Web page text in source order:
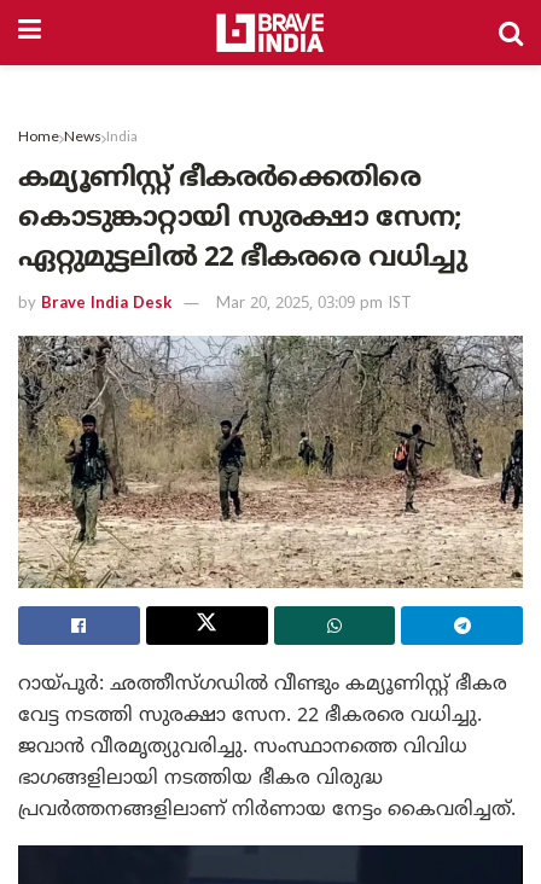
Home News India
കമ്യൂണിസ്റ്റ് ഭീകരർക്കെതിരെ
കൊടുങ്കാറ്റായി സുരക്ഷാ സേന;
ഏറ്റുമുട്ടലിൽ 22 ഭീകരരെ വധിച്ചു
by Brave India Desk Mar 20, 2025, 03:09 pm IST
റായ്പൂർ: ഛത്തീസ്ഗഡിൽ വീണ്ടും കമ്യൂണിസ്റ്റ് ഭീകര
വേട്ട നടത്തി സുരക്ഷാ സേന. 22 ഭീകരരെ വധിച്ചു.
ജവാൻ വീരമൃത്യുവരിച്ചു. സംസ്ഥാനത്തെ വിവിധ
ഭാഗങ്ങളിലായി നടത്തിയ ഭീകര വിരുദ്ധ
പ്രവർത്തനങ്ങളിലാണ് നിർണായ നേട്ടം കൈവരിച്ചത്.